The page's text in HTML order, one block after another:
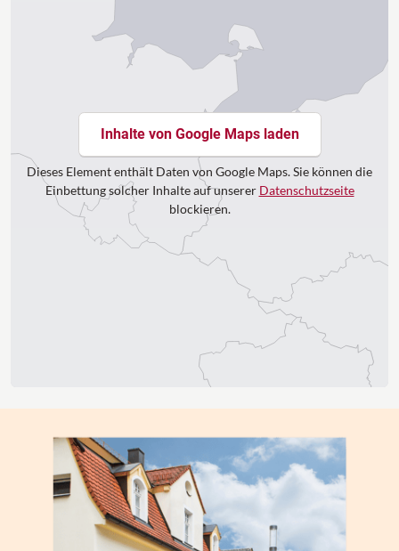
Inhalte von Google Maps laden
Dieses Element enthält Daten von Google Maps. Sie können die
Einbettung solcher Inhalte auf unserer Datenschutzseite
blockieren.